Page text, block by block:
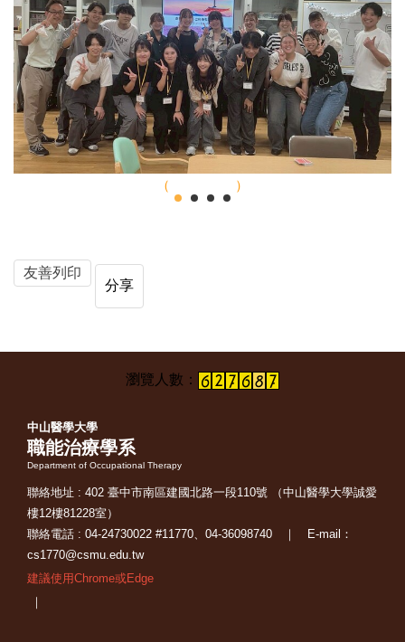
友善列印
分享
中山醫學大學
職能治療學系
Department of Occupational Therapy
聯絡地址 : 402 臺中市南區建國北路一段110號 （中山醫學大學誠愛
樓12樓81228室）
聯絡電話 : 04-24730022 #11770、04-36098740 ｜ E-mail：
cs1770@csmu.edu.tw
建議使用Chrome或Edge
｜